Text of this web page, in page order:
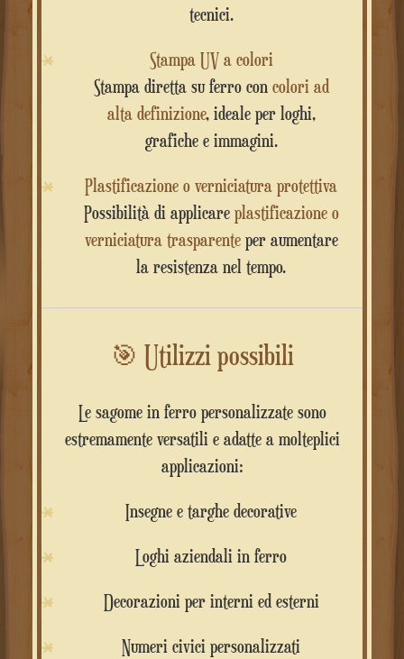
tecnici.
Stampa UV a colori
Stampa diretta su ferro con colori ad
alta definizione, ideale per loghi,
grafiche e immagini.
Plastificazione o verniciatura protettiva
Possibilità di applicare plastificazione o
verniciatura trasparenteper aumentare
la resistenza nel tempo.
🎯 Utilizzi possibili
Le sagome in ferro personalizzate sono
estremamente versatili e adatte a molteplici
applicazioni:
Insegne e targhe decorative
Loghi aziendali in ferro
Decorazioni per interni ed esterni
Numeri civici personalizzati